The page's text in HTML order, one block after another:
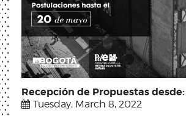
Recepción de Propuestas desde:
Tuesday, March 8, 2022